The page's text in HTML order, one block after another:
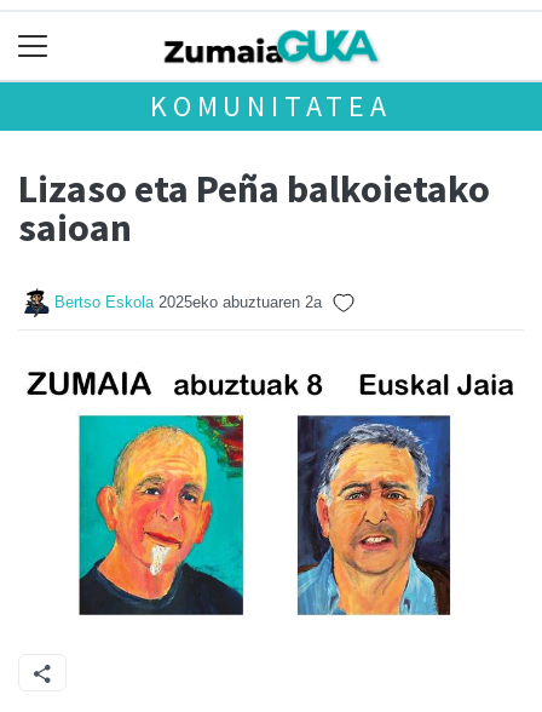
KOMUNITATEA
Lizaso eta Peña balkoietako
saioan
Bertso Eskola 2025eko abuztuaren 2a